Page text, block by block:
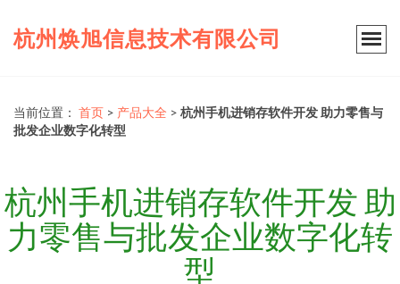
杭州焕旭信息技术有限公司
当前位置： 首页 > 产品大全 > 杭州手机进销存软件开发 助力零售与
批发企业数字化转型
杭州手机进销存软件开发 助
力零售与批发企业数字化转
型